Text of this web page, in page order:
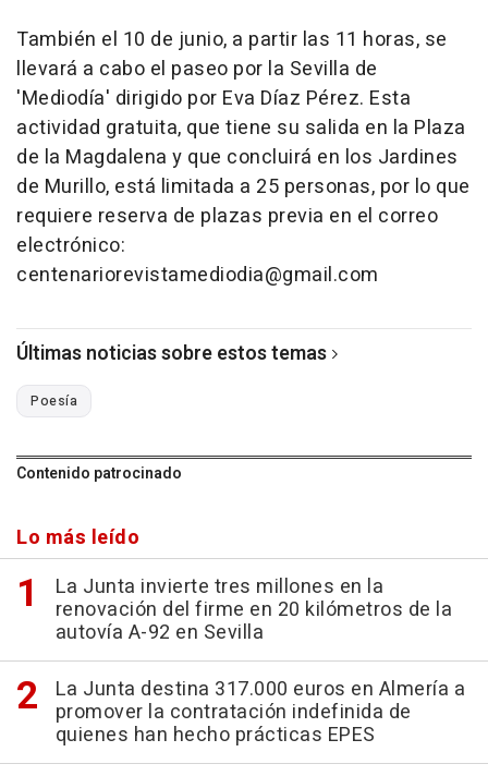
También el 10 de junio, a partir las 11 horas, se
llevará a cabo el paseo por la Sevilla de
'Mediodía' dirigido por Eva Díaz Pérez. Esta
actividad gratuita, que tiene su salida en la Plaza
de la Magdalena y que concluirá en los Jardines
de Murillo, está limitada a 25 personas, por lo que
requiere reserva de plazas previa en el correo
electrónico:
centenariorevistamediodia@gmail.com
Últimas noticias sobre estos temas
Poesía
Contenido patrocinado
Lo más leído
La Junta invierte tres millones en la
renovación del firme en 20 kilómetros de la
autovía A-92 en Sevilla
La Junta destina 317.000 euros en Almería a
promover la contratación indefinida de
quienes han hecho prácticas EPES